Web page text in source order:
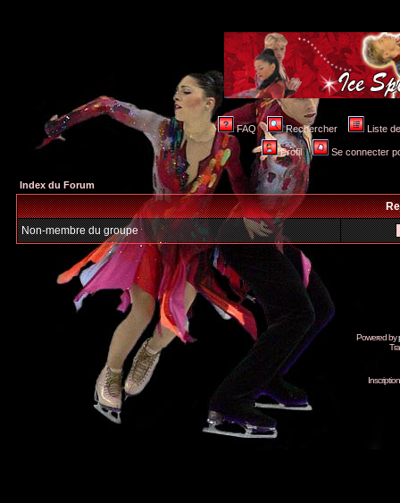
FAQ Rechercher Liste
Profil Se connecter
Index du Forum
Non-membre du groupe
Powered by